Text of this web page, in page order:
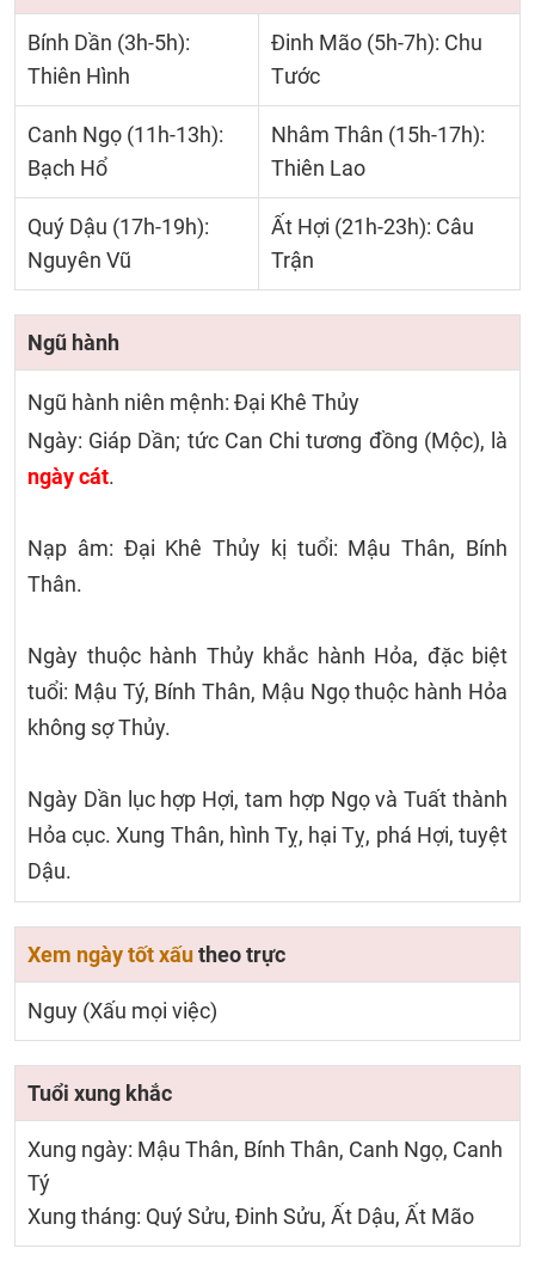
Bính Dần (3h-5h):
Thiên Hình
Đinh Mão (5h-7h): Chu
Tước
Canh Ngọ (11h-13h):
Bạch Hổ
Nhâm Thân (15h-17h):
Thiên Lao
Quý Dậu (17h-19h):
Nguyên Vũ
Ất Hợi (21h-23h): Câu
Trận
Ngũ hành
Ngũ hành niên mệnh: Đại Khê Thủy
Ngày: Giáp Dần; tức Can Chi tương đồng (Mộc), là
ngày cát.
Nạp âm: Đại Khê Thủy kị tuổi: Mậu Thân, Bính
Thân.
Ngày thuộc hành Thủy khắc hành Hỏa, đặc biệt
tuổi: Mậu Tý, Bính Thân, Mậu Ngọ thuộc hành Hỏa
không sợ Thủy.
Ngày Dần lục hợp Hợi, tam hợp Ngọ và Tuất thành
Hỏa cục. Xung Thân, hình Tỵ, hại Tỵ, phá Hợi, tuyệt
Dậu.
Xem ngày tốt xấutheo trực
Nguy (Xấu mọi việc)
Tuổi xung khắc
Xung ngày: Mậu Thân, Bính Thân, Canh Ngọ, Canh
Tý
Xung tháng: Quý Sửu, Đinh Sửu, Ất Dậu, Ất Mão